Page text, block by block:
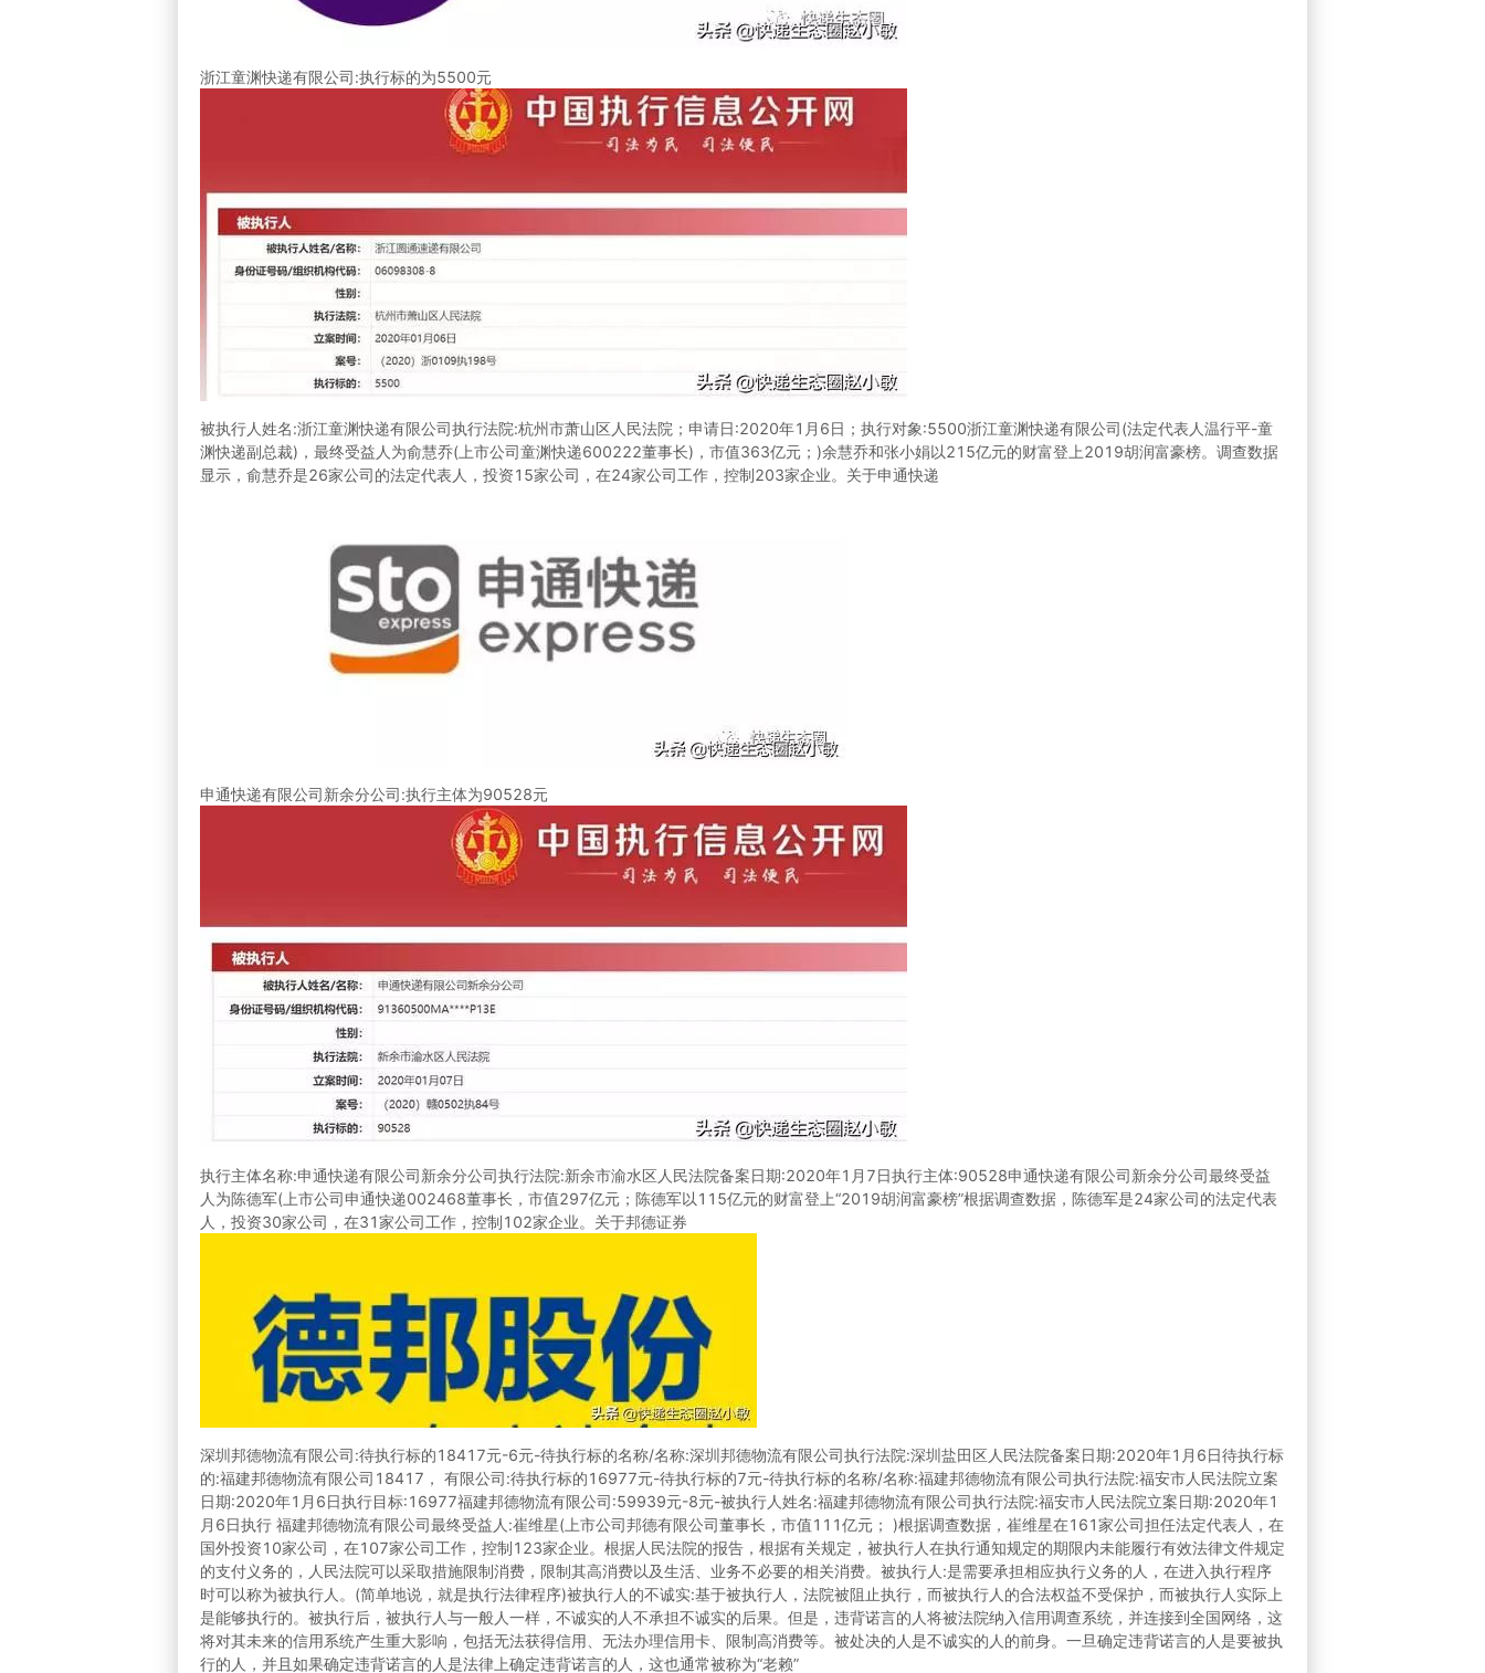
浙江童渊快递有限公司:执行标的为5500元
被执行人姓名:浙江童渊快递有限公司执行法院:杭州市萧山区人民法院；申请日:2020年1月6日；执行对象:5500浙江童渊快递有限公司(法定代表人温行平-童
渊快递副总裁)，最终受益人为俞慧乔(上市公司童渊快递600222董事长)，市值363亿元；)余慧乔和张小娟以215亿元的财富登上2019胡润富豪榜。调查数据
显示，俞慧乔是26家公司的法定代表人，投资15家公司，在24家公司工作，控制203家企业。关于申通快递
申通快递有限公司新余分公司:执行主体为90528元
执行主体名称:申通快递有限公司新余分公司执行法院:新余市渝水区人民法院备案日期:2020年1月7日执行主体:90528申通快递有限公司新余分公司最终受益
人为陈德军(上市公司申通快递002468董事长，市值297亿元；陈德军以115亿元的财富登上“2019胡润富豪榜”根据调查数据，陈德军是24家公司的法定代表
人，投资30家公司，在31家公司工作，控制102家企业。关于邦德证券
深圳邦德物流有限公司:待执行标的18417元-6元-待执行标的名称/名称:深圳邦德物流有限公司执行法院:深圳盐田区人民法院备案日期:2020年1月6日待执行标
的:福建邦德物流有限公司18417， 有限公司:待执行标的16977元-待执行标的7元-待执行标的名称/名称:福建邦德物流有限公司执行法院:福安市人民法院立案
日期:2020年1月6日执行目标:16977福建邦德物流有限公司:59939元-8元-被执行人姓名:福建邦德物流有限公司执行法院:福安市人民法院立案日期:2020年1
月6日执行 福建邦德物流有限公司最终受益人:崔维星(上市公司邦德有限公司董事长，市值111亿元； )根据调查数据，崔维星在161家公司担任法定代表人，在
国外投资10家公司，在107家公司工作，控制123家企业。根据人民法院的报告，根据有关规定，被执行人在执行通知规定的期限内未能履行有效法律文件规定
的支付义务的，人民法院可以采取措施限制消费，限制其高消费以及生活、业务不必要的相关消费。被执行人:是需要承担相应执行义务的人，在进入执行程序
时可以称为被执行人。(简单地说，就是执行法律程序)被执行人的不诚实:基于被执行人，法院被阻止执行，而被执行人的合法权益不受保护，而被执行人实际上
是能够执行的。被执行后，被执行人与一般人一样，不诚实的人不承担不诚实的后果。但是，违背诺言的人将被法院纳入信用调查系统，并连接到全国网络，这
将对其未来的信用系统产生重大影响，包括无法获得信用、无法办理信用卡、限制高消费等。被处决的人是不诚实的人的前身。一旦确定违背诺言的人是要被执
行的人，并且如果确定违背诺言的人是法律上确定违背诺言的人，这也通常被称为“老赖”